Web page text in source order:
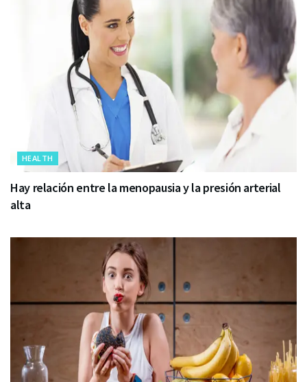
HEALTH
Hay relación entre la menopausia y la presión arterial
alta